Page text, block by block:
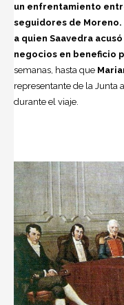
un enfrentamiento
seguidores de Moreno.
a quien Saavedra
negocios en beneficio
semanas, hasta que
representante de la Junta
durante el viaje.